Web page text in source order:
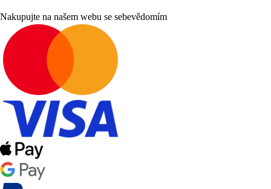
Nakupujte na našem webu se sebevědomím